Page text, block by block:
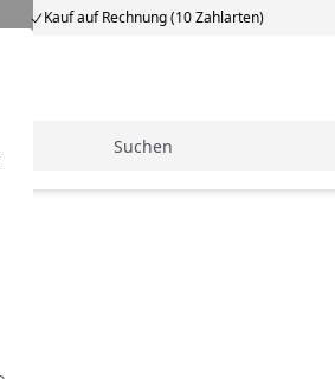
Kauf auf Rechnung (10 Zahlarten)